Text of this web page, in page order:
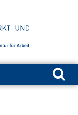
Suchen nach: